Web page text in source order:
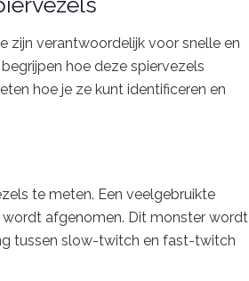
zijn verantwoordelijk voor snelle en
hoe deze spiervezels
hoe je ze kunt identificeren en
te meten. Een veelgebruikte
wordt afgenomen. Dit monster wordt
tussen slow-twitch en fast-twitch